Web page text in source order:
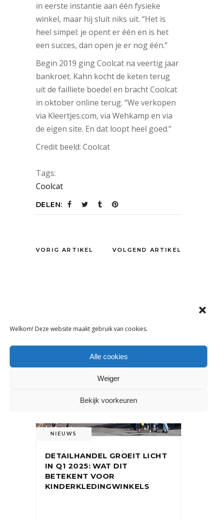
Welkom! Deze website maakt gebruik van cookies.
Alle cookies
Weiger
Bekijk voorkeuren
in eerste instantie aan één fysieke
winkel, maar hij sluit niks uit. “Het is
heel simpel: je opent er één en is het
een succes, dan open je er nog één.”
Begin 2019 ging Coolcat na veertig jaar
bankroet. Kahn kocht de keten terug
uit de failliete boedel en bracht Coolcat
in oktober online terug. “We verkopen
via Kleertjes.com, via Wehkamp en via
de eigen site. En dat loopt heel goed.”
Credit beeld: Coolcat
Tags:
Coolcat
DELEN:
VORIG ARTIKEL VOLGEND ARTIKEL
NIEUWS
DETAILHANDEL GROEIT LICHT
IN Q1 2025: WAT DIT
BETEKENT VOOR
KINDERKLEDINGWINKELS